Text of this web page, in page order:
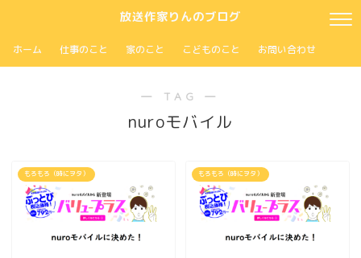
放送作家りんのブログ
ホーム 仕事のこと 家のこと こどものこと お問い合わせ
― TAG ―
nuroモバイル
もろもろ（時にヲタ） もろもろ（時にヲタ）